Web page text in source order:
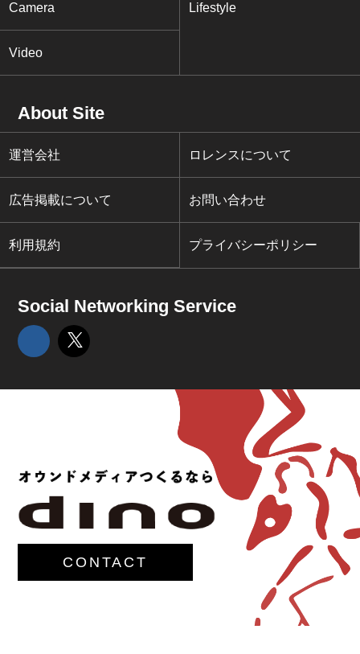
Camera Lifestyle
Video
About Site
運営会社 ロレンスについて
広告掲載について お問い合わせ
利用規約 プライバシーポリシー
Social Networking Service
CONTACT